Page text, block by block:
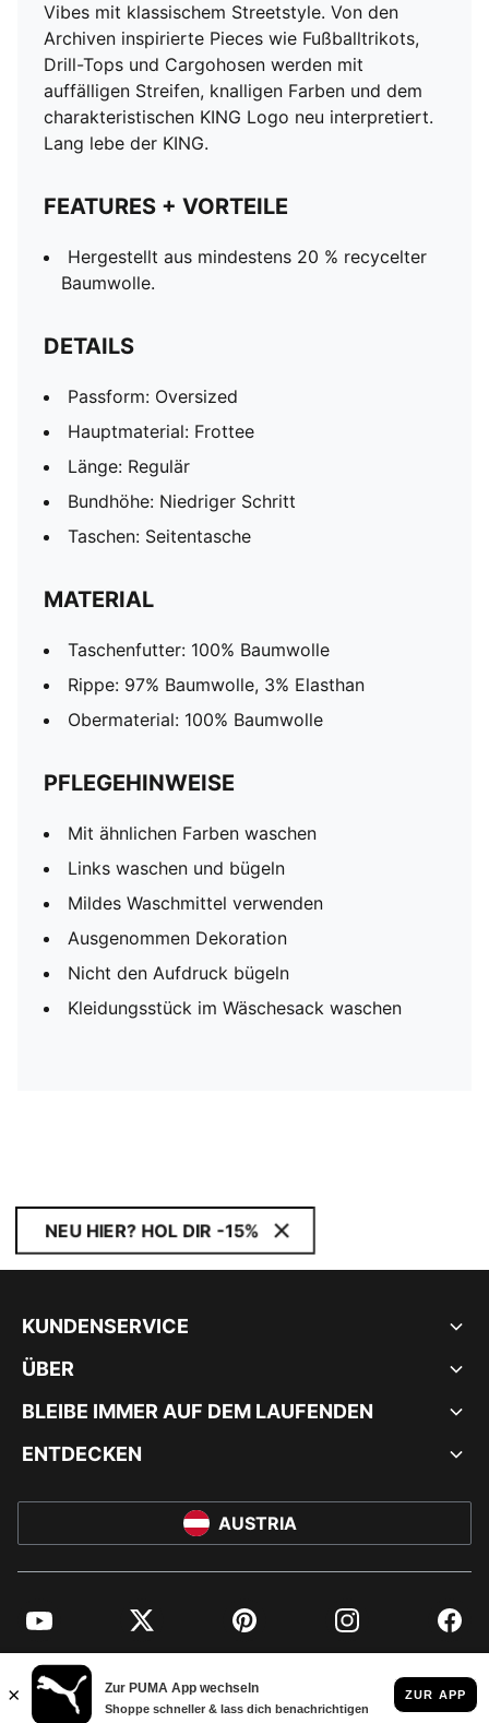
Vibes mit klassischem Streetstyle. Von den
Archiven inspirierte Pieces wie Fußballtrikots,
Drill-Tops und Cargohosen werden mit
auffälligen Streifen, knalligen Farben und dem
charakteristischen KING Logo neu interpretiert.
Lang lebe der KING.
FEATURES + VORTEILE
Hergestellt aus mindestens 20 % recycelter
Baumwolle.
DETAILS
Passform: Oversized
Hauptmaterial: Frottee
Länge: Regulär
Bundhöhe: Niedriger Schritt
Taschen: Seitentasche
MATERIAL
Taschenfutter: 100% Baumwolle
Rippe: 97% Baumwolle, 3% Elasthan
Obermaterial: 100% Baumwolle
PFLEGEHINWEISE
Mit ähnlichen Farben waschen
Links waschen und bügeln
Mildes Waschmittel verwenden
Ausgenommen Dekoration
Nicht den Aufdruck bügeln
Kleidungsstück im Wäschesack waschen
NEU HIER? HOL DIR -15%
KUNDENSERVICE
ÜBER
BLEIBE IMMER AUF DEM LAUFENDEN
ENTDECKEN
AUSTRIA
YouTube Twitter Pinterest Instagram
© PUMA EUROPE GMBH, 2026. ALLE RECHTE VORBEHALTEN
IMPRESSUM UND RECHTLICHE HINWEISE